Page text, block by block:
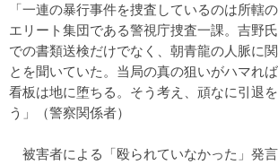
「一連の暴行事件を捜査しているのは所轄
エリート集団である警視庁捜査一課。吉野
での書類送検だけでなく、朝青龍の人脈に
とを聞いていた。当局の真の狙いがハマれ
看板は地に堕ちる。そう考え、頑なに引退
う」（警察関係者）
被害者による「殴られていなかった」発